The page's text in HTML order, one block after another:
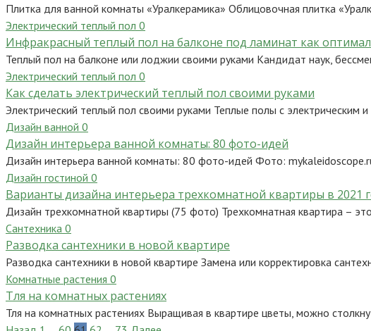
Плитка для ванной комнаты «Уралкерамика» Облицовочная плитка
Электрический теплый пол 0
Инфракрасный теплый пол на балконе под ламинат как
Теплый пол на балконе или лоджии своими руками Кандидат наук,
Электрический теплый пол 0
Как сделать электрический теплый пол своими руками
Электрический теплый пол своими руками Теплые полы с электрическим
Дизайн ванной 0
Дизайн интерьера ванной комнаты: 80 фото-идей
Дизайн интерьера ванной комнаты: 80 фото-идей Фото:
Дизайн гостиной 0
Варианты дизайна интерьера трехкомнатной квартиры в 2021
Дизайн трехкомнатной квартиры (75 фото) Трехкомнатная квартира –
Сантехника 0
Разводка сантехники в новой квартире
Разводка сантехники в новой квартире Замена или корректировка
Комнатные растения 0
Тля на комнатных растениях
Тля на комнатных растениях Выращивая в квартире цветы, можно